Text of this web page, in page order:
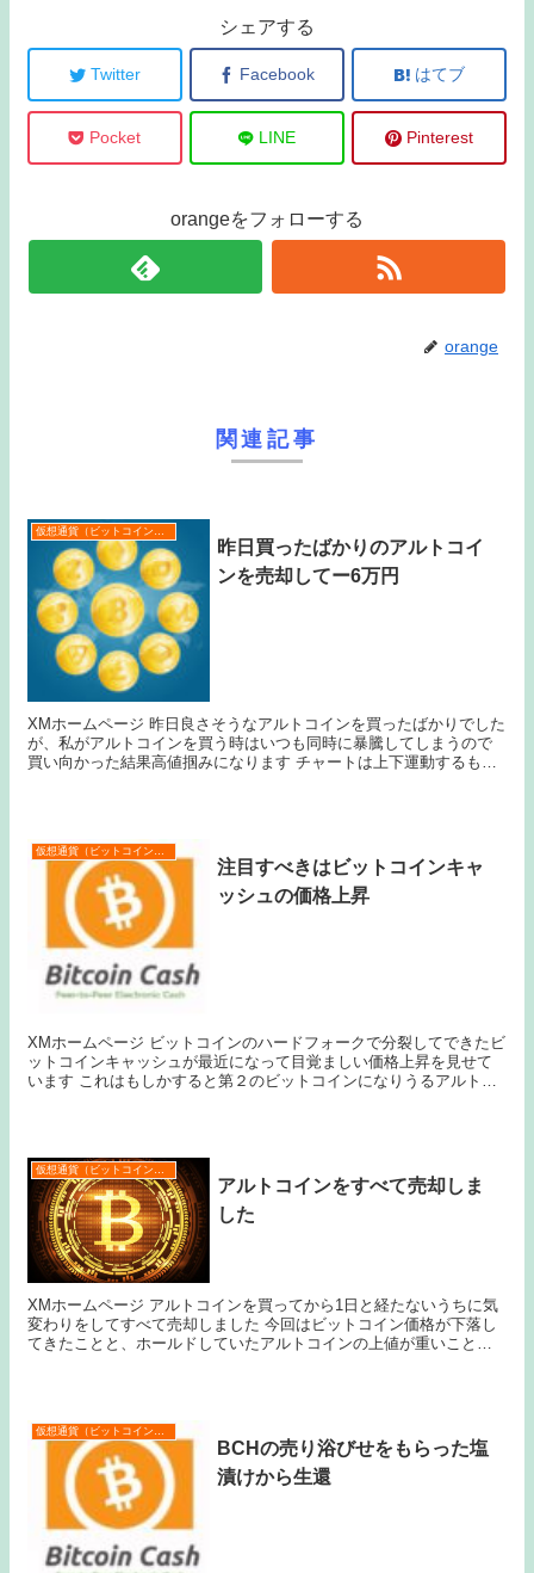
シェアする
Twitter Facebook はてブ
Pocket LINE Pinterest
orangeをフォローする
orange
関連記事
仮想通貨（ビットコインなど）
昨日買ったばかりのアルトコイ
ンを売却してー6万円
XMホームページ 昨日良さそうなアルトコインを買ったばかりでした
が、私がアルトコインを買う時はいつも同時に暴騰してしまうので
買い向かった結果高値掴みになります チャートは上下運動するもの
注目すべきはビットコインキャ
ッシュの価格上昇
XMホームページ ビットコインのハードフォークで分裂してできたビ
ットコインキャッシュが最近になって目覚ましい価格上昇を見せて
います これはもしかすると第２のビットコインになりうるアルトコ
仮想通貨（ビットコインなど）
アルトコインをすべて売却しま
した
XMホームページ アルトコインを買ってから1日と経たないうちに気
変わりをしてすべて売却しました 今回はビットコイン価格が下落し
てきたことと、ホールドしていたアルトコインの上値が重いことか
仮想通貨（ビットコインなど）
BCHの売り浴びせをもらった塩
漬けから生還